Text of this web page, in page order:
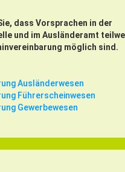
dass Vorsprachen in der
und im Ausländeramt
möglich sind.
Ausländerwesen
Führerscheinwesen
Gewerbewesen